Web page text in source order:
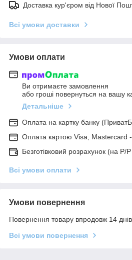
Доставка кур'єром від Нової
Всі умови доставки
Умови оплати
Ви отримаєте замовлення
або гроші повернуться на вашу
Детальніше
Оплата на картку банку
Оплата картою Visa, Mastercard
Безготівковий розрахунок (на
Всі умови оплати
Умови повернення
Повернення товару впродовж 14
Всі умови повернення